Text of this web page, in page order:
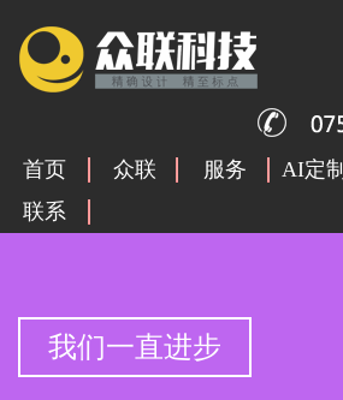
首页 众联 服务 AI定制
联系
我们一直进步